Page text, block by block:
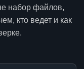
набор файлов,
кто ведет и как